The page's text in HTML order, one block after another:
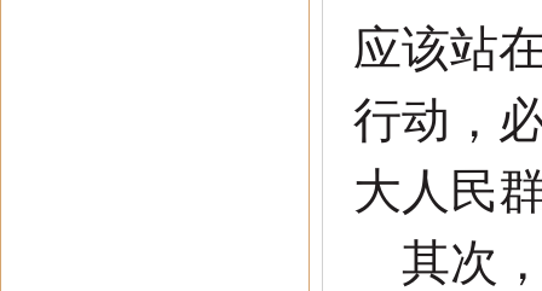
应该站
行动，
大人民
其次，